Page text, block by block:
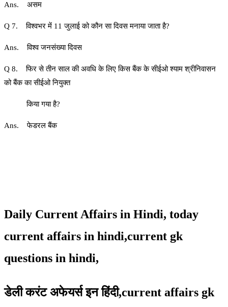
Ans. असम
Q 7. विश्वभर में 11 जुलाई को कौन सा दिवस मनाया जाता है?
Ans. विश्व जनसंख्या दिवस
Q 8. फिर से तीन साल की अवधि के लिए किस बैंक के सीईओ श्याम श्रीनिवासन
को बैंक का सीईओ नियुक्त
किया गया है?
Ans. फेडरल बैंक
Daily Current Affairs in Hindi, today
current affairs in hindi,current gk
questions in hindi,
डेली करंट अफेयर्स इन हिंदी,current affairs gk